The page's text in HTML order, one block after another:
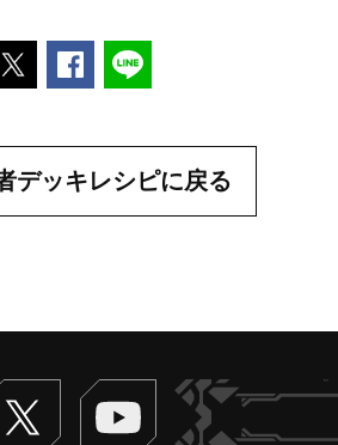
ポストするFacebookでシェアする
デッキレシピに戻る
Twitter ヴァンガードch